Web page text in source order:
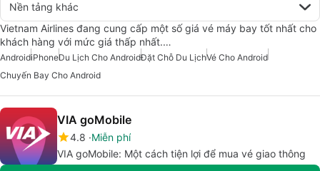
Nền tảng khác
Vietnam Airlines đang cung cấp một số giá vé máy bay tốt nhất cho
khách hàng với mức giá thấp nhất.…
AndroidiPhoneDu Lịch Cho AndroidĐặt Chỗ Du LịchVé Cho Android
Chuyến Bay Cho Android
VIA goMobile
4.8 Miễn phí
VIA goMobile: Một cách tiện lợi để mua vé giao thông